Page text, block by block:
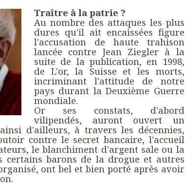
Traître à la patrie ?
Au nombre des attaques les plus
dures qu'il ait encaissées figure
l'accusation de haute trahison
lancée contre Jean Ziegler à la
suite de la publication, en 1998,
de L'or, la Suisse et les morts,
incriminant l'attitude de notre
pays durant la Deuxième Guerre
mondiale.
Or ses constats, d'abord
vilipendés, auront ouvert un
d'ailleurs, à travers les décennies,
contre le secret bancaire, l'accueil
le blanchiment d'argent sale ou la
certains barons de la drogue et autres
ont bel et bien porté après avoir